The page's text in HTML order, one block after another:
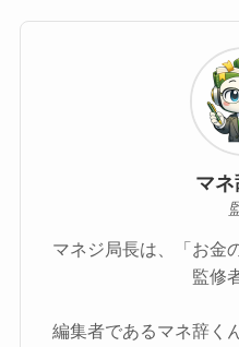
マ
マネジ局長は、「お金
監修
編集者であるマネ辞く